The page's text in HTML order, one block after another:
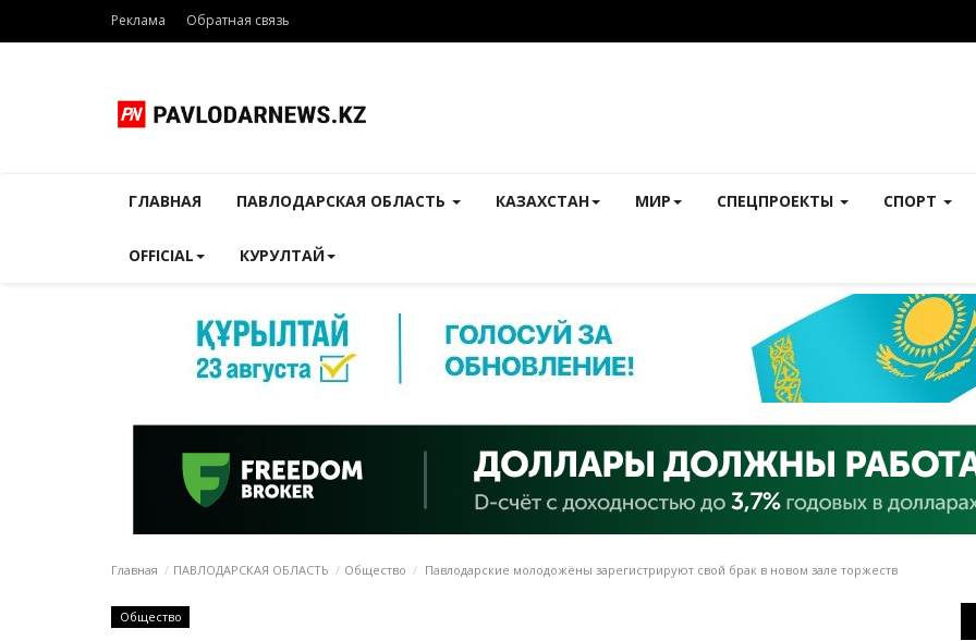
Реклама Обратная связь
ГЛАВНАЯ ПАВЛОДАРСКАЯ ОБЛАСТЬ КАЗАХСТАН МИР СПЕЦПРОЕКТЫ СПОРТ
OFFICIAL КУРУЛТАЙ
Главная ПАВЛОДАРСКАЯ ОБЛАСТЬ Общество Павлодарские молодожёны зарегистрируют свой брак в новом зале торжеств
Общество